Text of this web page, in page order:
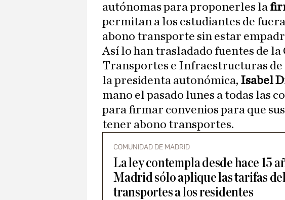
autónomas para proponerles la
permitan a los estudiantes de
abono transporte sin estar
Así lo han trasladado fuentes de
Transportes e Infraestructuras de
la presidenta autonómica, Isabel
mano el pasado lunes a todas las
para firmar convenios para que
tener abono transportes.
COMUNIDAD DE MADRID
La ley contempla desde hace 15
Madrid sólo aplique las tarifas
transportes a los residentes